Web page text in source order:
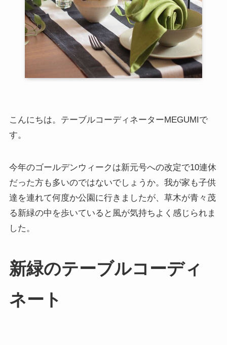
こんにちは。テーブルコーディネーターMEGUMIで
す。
今年のゴールデンウィークは新元号への改定で10連休
だった方も多いのではないでしょうか。我が家も子供
達を連れて何度か公園に行きましたが、草木が青々茂
る新緑の中を歩いていると風が気持ちよく感じられま
した。
新緑のテーブルコーディ
ネート